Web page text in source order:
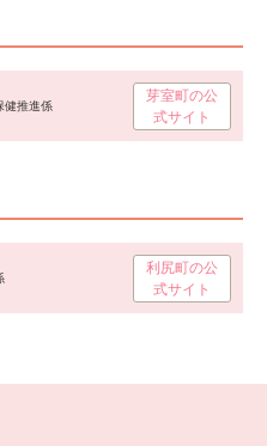
健推進係
芽室町の公
式サイト
利尻町の公
式サイト